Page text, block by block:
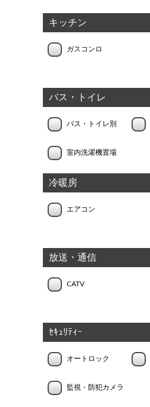
キッチン
ガスコンロ
バス・トイレ
バス・トイレ別
室内洗濯機置場
冷暖房
エアコン
放送・通信
CATV
ｾｷｭﾘﾃｨｰ
オートロック
監視・防犯カメラ